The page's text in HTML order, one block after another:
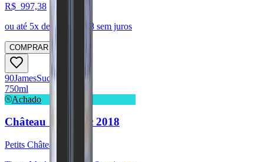
R$ 997,38
ou até 5x de R$ 199,48 sem juros
COMPRAR
90JamesSuckling
750ml
Achado
Château Sigognac 2018
Petits Châteaux